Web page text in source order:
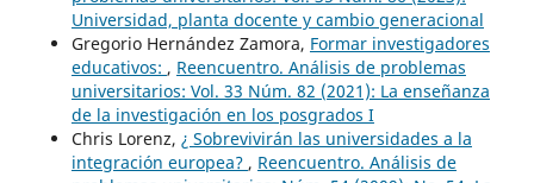
Universidad, planta docente y cambio generacional
Gregorio Hernández Zamora, Formar investigadores
educativos: , Reencuentro. Análisis de problemas
universitarios: Vol. 33 Núm. 82 (2021): La enseñanza
de la investigación en los posgrados I
Chris Lorenz, ¿ Sobrevivirán las universidades a la
integración europea? , Reencuentro. Análisis de